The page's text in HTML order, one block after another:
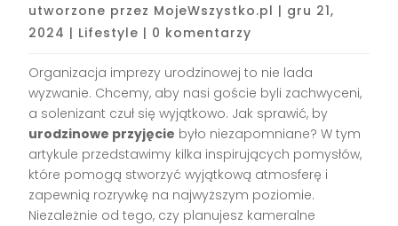
utworzone przez MojeWszystko.pl | gru 21,
2024 | Lifestyle | 0 komentarzy
Organizacja imprezy urodzinowej to nie lada
wyzwanie. Chcemy, aby nasi goście byli zachwyceni,
a solenizant czuł się wyjątkowo. Jak sprawić, by
urodzinowe przyjęcie było niezapomniane? W tym
artykule przedstawimy kilka inspirujących pomysłów,
które pomogą stworzyć wyjątkową atmosferę i
zapewnią rozrywkę na najwyższym poziomie.
Niezależnie od tego, czy planujesz kameralne